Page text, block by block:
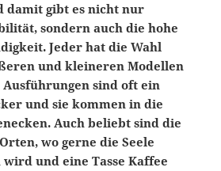
damit gibt es nicht nur
sondern auch die hohe
Jeder hat die Wahl
und kleineren Modellen
sind oft ein
und sie kommen in die
Auch beliebt sind die
wo gerne die Seele
wird und eine Tasse Kaffee